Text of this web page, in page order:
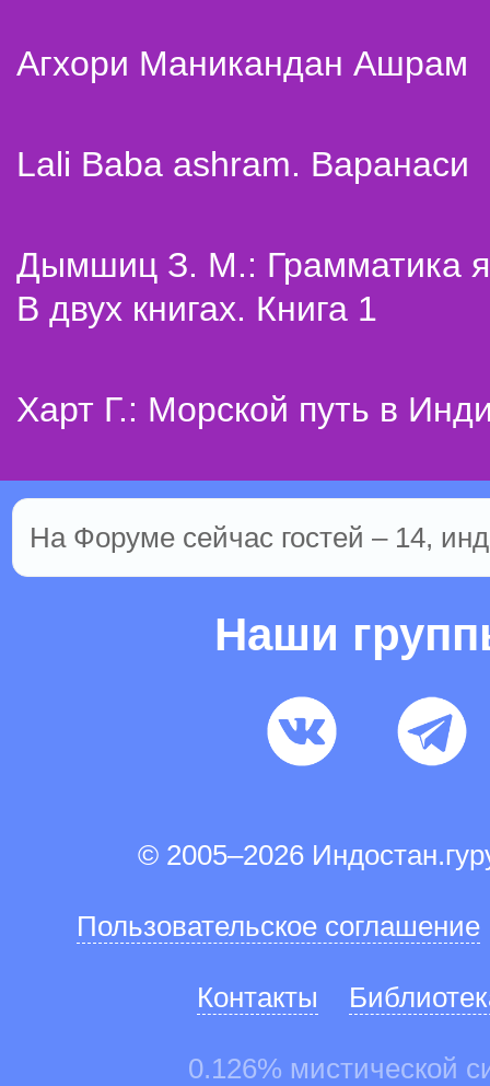
Агхори Маникандан Ашрам
Lali Baba ashram. Варанаси
Дымшиц З. М.: Грамматика
В двух книгах. Книга 1
Харт Г.: Морской путь в
На Форуме сейчас гостей – 14,
Наши
© 2005–2026
Пользовательское соглашение
Контакты
0.126% мистической